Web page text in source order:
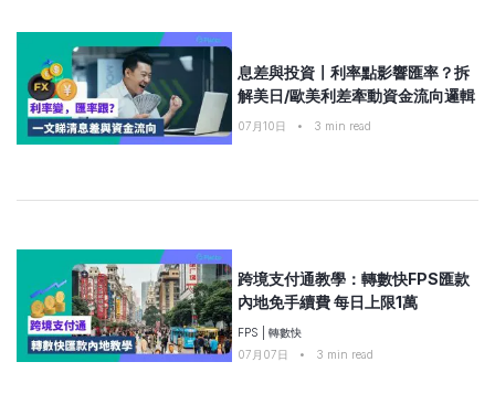
息差與投資〡利率點影響匯率？拆
解美日/歐美利差牽動資金流向邏輯
07月10日 • 3 min read
跨境支付通教學：轉數快FPS匯款
內地免手續費 每日上限1萬
FPS
轉數快
07月07日
• 3 min read